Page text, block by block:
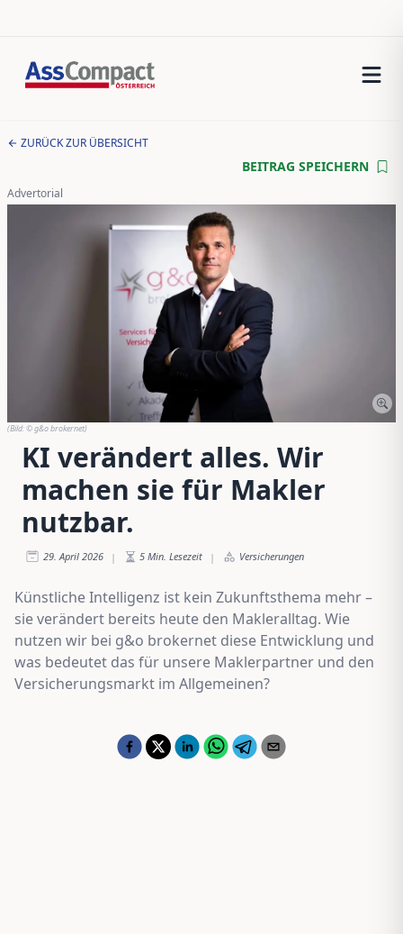
ZURÜCK ZUR ÜBERSICHT
BEITRAG SPEICHERN
Advertorial
(Bild:© g&o brokernet)
KI verändert alles. Wir
machen sie für Makler
nutzbar.
29. April 2026 | 5 Min. Lesezeit | Versicherungen
Künstliche Intelligenz ist kein Zukunftsthema mehr –
sie verändert bereits heute den Makleralltag. Wie
nutzen wir bei g&o brokernet diese Entwicklung und
was bedeutet das für unsere Maklerpartner und den
Versicherungsmarkt im Allgemeinen?